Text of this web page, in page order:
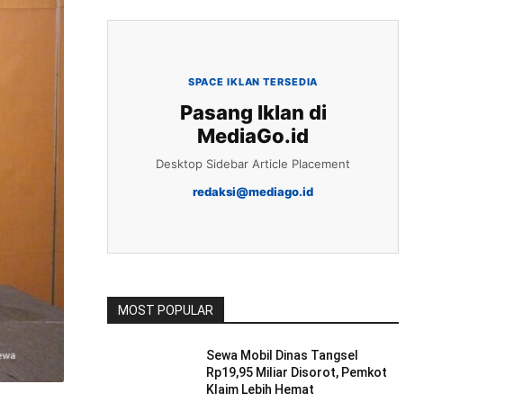
SPACE IKLAN TERSEDIA
Pasang Iklan di
MediaGo.id
Desktop Sidebar Article Placement
redaksi@mediago.id
MOST POPULAR
Sewa Mobil Dinas Tangsel
Rp19,95 Miliar Disorot, Pemkot
Klaim Lebih Hemat